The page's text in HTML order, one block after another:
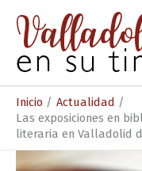
contenido
Inicio
Actualidad
Las exposiciones en
literaria en Valladolid